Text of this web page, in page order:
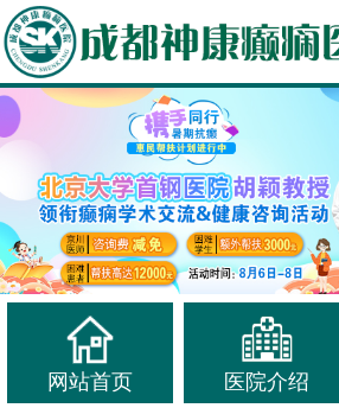
网站首页 医院介绍